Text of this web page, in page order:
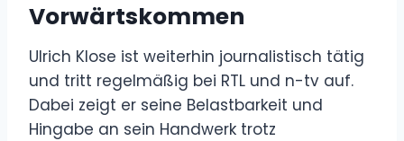
Vorwärtskommen
Ulrich Klose ist weiterhin journalistisch tätig
und tritt regelmäßig bei RTL und n-tv auf.
Dabei zeigt er seine Belastbarkeit und
Hingabe an sein Handwerk trotz